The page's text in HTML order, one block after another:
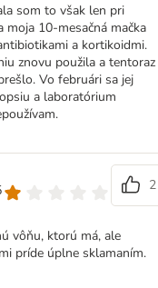
som to však len pri
10-mesačná mačka
a kortikoidmi.
znovu použila a tentoraz
Vo februári sa jej
a laboratórium
2
vôňu, ktorú má, ale
príde úplne sklamaním.